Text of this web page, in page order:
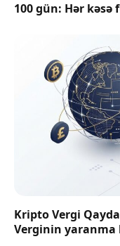
100 gün: Hər
Kripto Vergi
Verginin yaranma